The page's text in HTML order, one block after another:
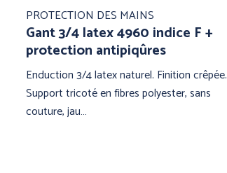
PROTECTION DES MAINS
Gant 3/4 latex 4960 indice F +
protection antipiqûres
Enduction 3/4 latex naturel. Finition crêpée.
Support tricoté en fibres polyester, sans
couture, jau…